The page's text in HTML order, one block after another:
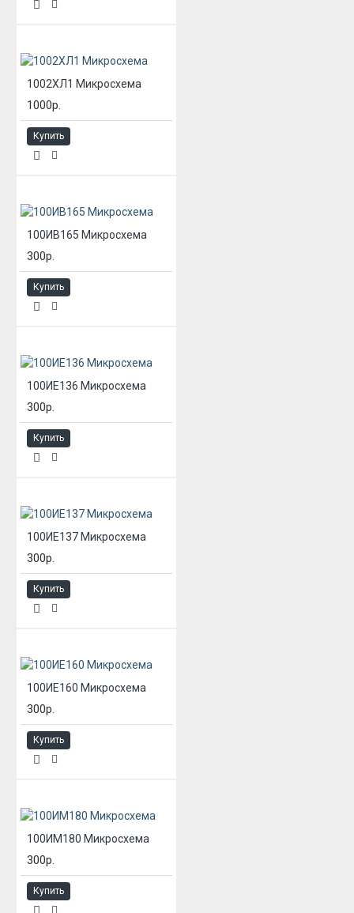
1002ХЛ1 Микросхема
1000р.
Купить
100ИВ165 Микросхема
300р.
Купить
100ИЕ136 Микросхема
300р.
Купить
100ИЕ137 Микросхема
300р.
Купить
100ИЕ160 Микросхема
300р.
Купить
100ИМ180 Микросхема
300р.
Купить